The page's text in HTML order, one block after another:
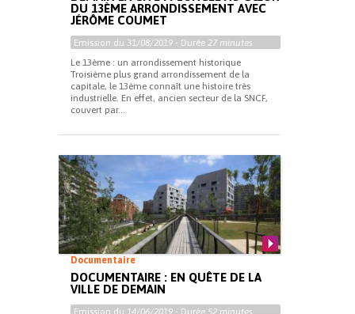
DU 13ÈME ARRONDISSEMENT AVEC
JÉRÔME COUMET
Emission du 31/08/2019 - Durée 27 minutes
Le 13ème : un arrondissement historique
Troisième plus grand arrondissement de la
capitale, le 13ème connaît une histoire très
industrielle. En effet, ancien secteur de la SNCF,
couvert par...
Documentaire
DOCUMENTAIRE : EN QUÊTE DE LA
VILLE DE DEMAIN
Emission du 14/06/2019 - Durée 52 minutes